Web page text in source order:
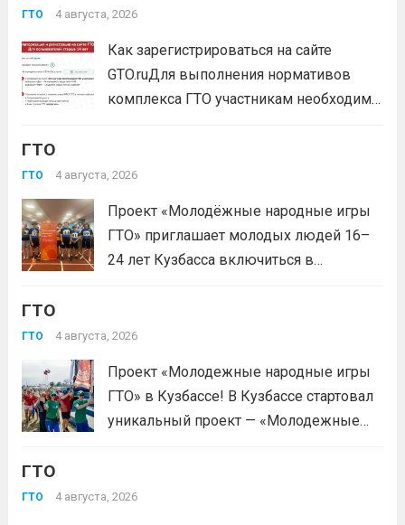
нормативов комплекса ГТО;— тренировочные
Читать дальше
ГТО 4 августа, 2026
Как зарегистрироваться на сайте
GTO.ruДля выполнения нормативов
комплекса ГТО участникам необходимо
выбери своё муниципальное
приходи на площадку. Возьми
документ, удостоверяющий личность,
удобную спортивную форму и воду. На
ГТО
ГТО 4 августа, 2026
Проект «Молодёжные народные игры
ГТО» приглашает молодых людей 16–
24 лет Кузбасса включиться в
муниципальных и регионального
нормативы комплекса ГТО сочетаются
с народными играми, силовыми шоу и
инновационными надувными
ГТО
ГТО 4 августа, 2026
Проект «Молодежные народные игры
ГТО» в Кузбассе! В Кузбассе стартовал
уникальный проект — «Молодежные
молодежных проектов среди
ГТО
ГТО 4 августа, 2026